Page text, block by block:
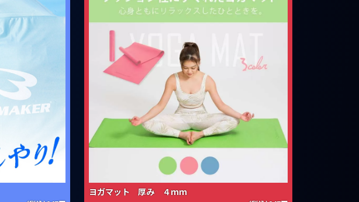
ヨガマット 厚み ４ｍｍ